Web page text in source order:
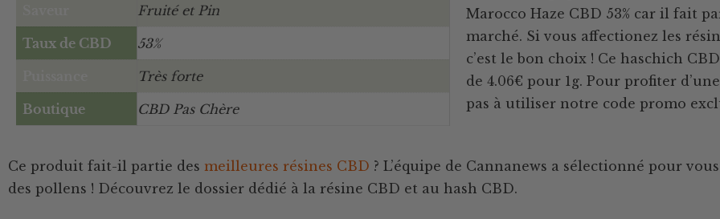
Fruité et Pin
Taux de CBD 53%
Très forte
Boutique CBD Pas Chère
Marocco Haze CBD 53% car il fait
marché. Si vous affectionez les
c’est le bon choix ! Ce haschich
de 4.06€ pour 1g. Pour profiter
pas à utiliser notre code promo
Ce produit fait-il partie des meilleures résines CBD ? L’équipe de Cannanews a sélectionné pour
des pollens ! Découvrez le dossier dédié à la résine CBD et au hash CBD.